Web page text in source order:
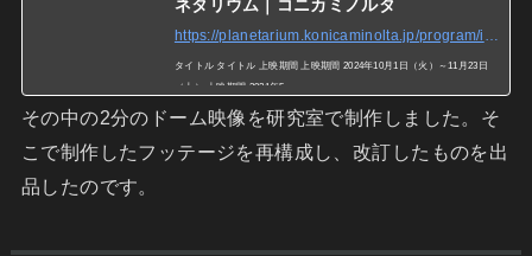
ネタリウム｜コニカミノルタ
タイトル タイトル 上映期間 上映期間 2024年10月1日（火）～11月23日
（土） 上映期間 2021年5
その中の2分のドーム映像を研究室で制作しました。そ
こで制作したフッテージを再構成し、改訂したものを出
品したのです。